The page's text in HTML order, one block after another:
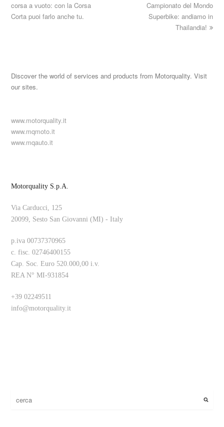
Campionato del Mondo
Superbike: andiamo in
Thailandia!
corsa a vuoto: con la Corsa
Corta puoi farlo anche tu.
Discover the world of services and products from Motorquality. Visit
our sites.
www.motorquality.it
www.mqmoto.it
www.mqauto.it
Motorquality S.p.A.
Via Carducci, 125
20099, Sesto San Giovanni (MI) - Italy
p.iva 00737370965
c. fisc. 02746400155
Cap. Soc. Euro 520.000,00 i.v.
REA N° MI-931854
+39 02249511
info@motorquality.it